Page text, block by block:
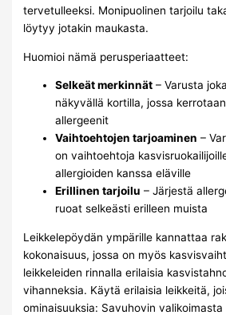
tervetulleeksi. Monipuolinen tarjoilu
löytyy jotakin maukasta.
Huomioi nämä perusperiaatteet:
Selkeät merkinnät – Varusta
näkyvällä kortilla, jossa
allergeenit
Vaihtoehtojen tarjoaminen –
on vaihtoehtoja
allergioiden kanssa eläville
Erillinen tarjoilu – Järjestä
ruoat selkeästi erilleen muista
Leikkelepöydän ympärille kannattaa
kokonaisuus, jossa on myös
leikkeleiden rinnalla erilaisia
vihanneksia. Käytä erilaisia leikkeitä,
ominaisuuksia: Savuhovin